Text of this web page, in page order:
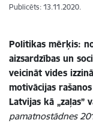
Publicēts: 13.11.2020.
Politikas mērķis:
aizsardzības un
veicināt vides
motivācijas
Latvijas kā „zaļas”
pamatnostādnes